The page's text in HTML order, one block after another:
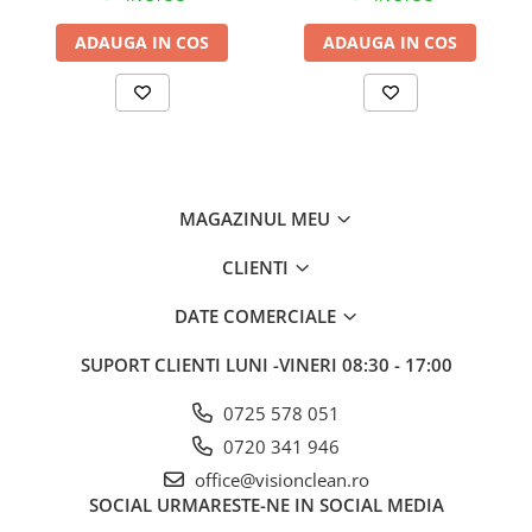
Salvatore Ferragamo
Gama de cosmetice hoteliere Sense
Cosuri gunoi interior
Intretinere panouri solare
Detergenti panouri solare
Echipamente panouri solare
Presuri industriale
ADAUGA IN COS
suprafata de lucru 43 cm
ADAUGA IN COS
MAGAZINUL MEU
CLIENTI
DATE COMERCIALE
SUPORT CLIENTI LUNI -VINERI 08:30 - 17:00
0725 578 051
0720 341 946
office@visionclean.ro
SOCIAL URMARESTE-NE IN SOCIAL MEDIA